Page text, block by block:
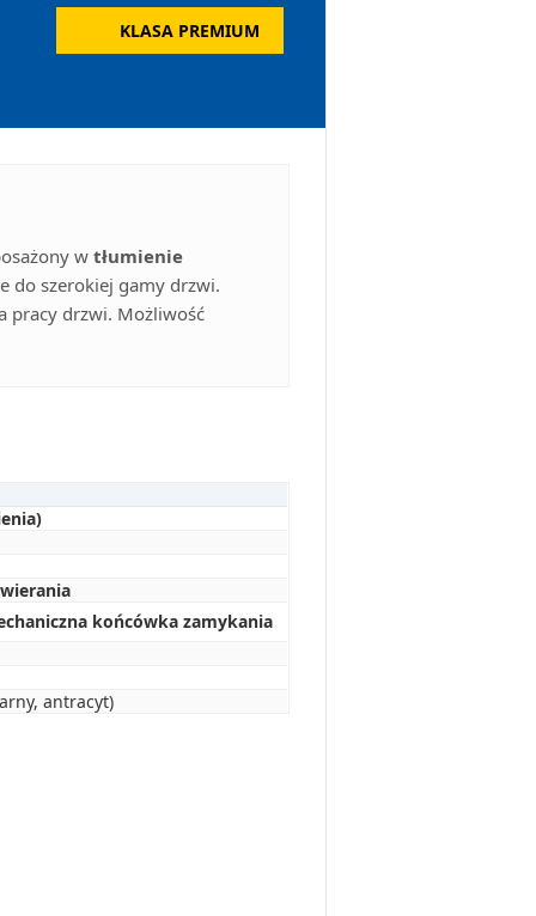
KLASA PREMIUM
w tłumienie
do szerokiej gamy drzwi.
pracy drzwi. Możliwość
końcówka zamykania
antracyt)